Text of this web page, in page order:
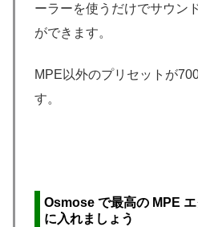
ーラーを使うだけでサウン
ができます。
MPE以外のプリセットが
す。
Osmose で最高の MPE
に入れましょう